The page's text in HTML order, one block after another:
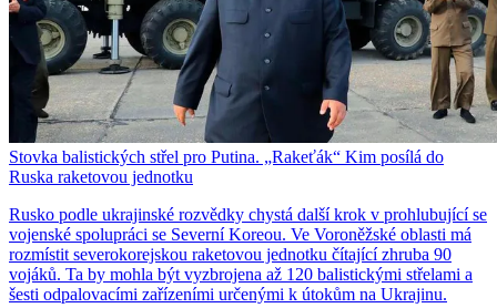
Stovka balistických střel pro Putina. „Rakeťák“ Kim posílá do
Ruska raketovou jednotku
Rusko podle ukrajinské rozvědky chystá další krok v prohlubující se
vojenské spolupráci se Severní Koreou. Ve Voroněžské oblasti má
rozmístit severokorejskou raketovou jednotku čítající zhruba 90
vojáků. Ta by mohla být vyzbrojena až 120 balistickými střelami a
šesti odpalovacími zařízeními určenými k útokům na Ukrajinu.